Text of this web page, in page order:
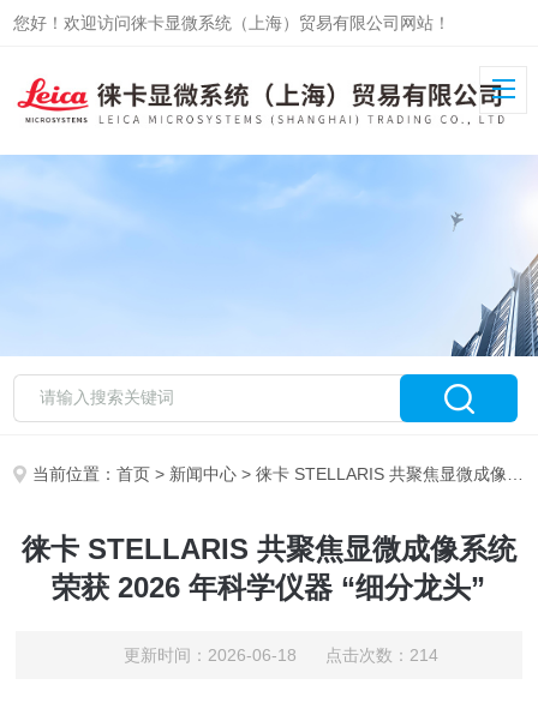
您好！欢迎访问徕卡显微系统（上海）贸易有限公司网站！
当前位置：首页 > 新闻中心 > 徕卡 STELLARIS 共聚焦显微成像系统荣获 2026 年科学仪器 “细分龙头”
徕卡 STELLARIS 共聚焦显微成像系统
荣获 2026 年科学仪器 “细分龙头”
更新时间：2026-06-18 点击次数：214